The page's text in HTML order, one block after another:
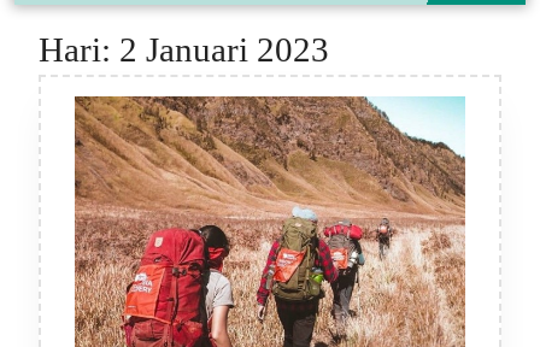
Button
Hari: 2 Januari 2023